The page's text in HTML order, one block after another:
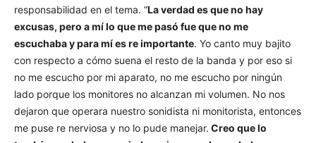
responsabilidad en el tema. “La verdad es que no hay
excusas, pero a mí lo que me pasó fue que no me
escuchaba y para mí es re importante. Yo canto muy bajito
con respecto a cómo suena el resto de la banda y por eso si
no me escucho por mi aparato, no me escucho por ningún
lado porque los monitores no alcanzan mi volumen. No nos
dejaron que operara nuestro sonidista ni monitorista, entonces
me puse re nerviosa y no lo pude manejar. Creo que lo